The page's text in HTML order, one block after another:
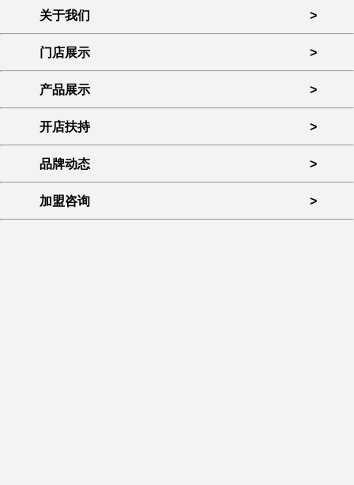
关于我们 >
门店展示 >
产品展示 >
开店扶持 >
品牌动态 >
加盟咨询 >